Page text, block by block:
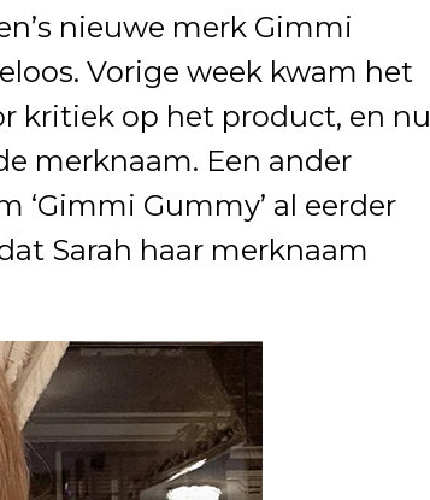
nieuwe merk Gimmi
Vorige week kwam het
kritiek op het product, en nu
merknaam. Een ander
‘Gimmi Gummy’ al eerder
Sarah haar merknaam